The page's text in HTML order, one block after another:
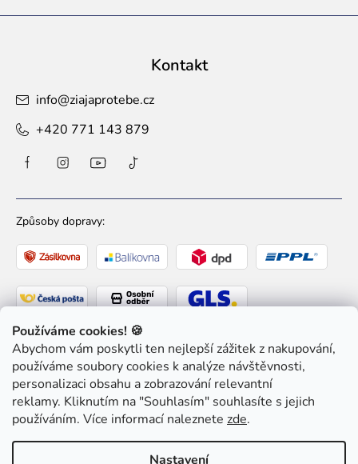
Používáme cookies! 🍪
Abychom vám poskytli ten nejlepší zážitek z nakupování,
používáme soubory cookies k analýze návštěvnosti,
personalizaci obsahu a zobrazování relevantní
reklamy. Kliknutím na "Souhlasím" souhlasíte s jejich
používáním. Více informací naleznete zde.
Nastavení
Kontakt
info@ziajaprotebe.cz
+420 771 143 879
Způsoby dopravy:
Způsoby platby:
Ziaja pro Tebe